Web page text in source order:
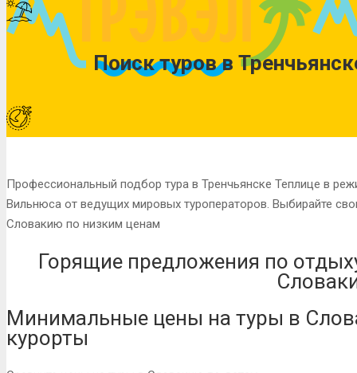
Поиск туров в
Профессиональный подбор тура в Тренчьянске Теплице в
Вильнюса от ведущих мировых туроператоров. Выбирайте
Словакию по низким ценам
Горящие предложения по
Минимальные цены на туры в
курорты